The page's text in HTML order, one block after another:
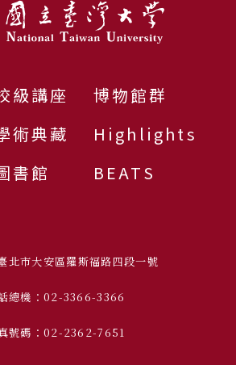
級講座
術典藏
書館
博物館群
Highlights
BEATS
北市大安區羅斯福路四段一號
總機：02-3366-3366
號碼：02-2362-7651